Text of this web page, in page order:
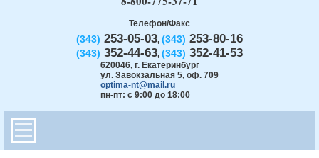
Телефон/Факс
(343) 253-05-03, (343) 253-80-16
(343) 352-44-63, (343) 352-41-53
620046, г. Екатеринбург
ул. Завокзальная 5, оф. 709
optima-nt@mail.ru
пн-пт: с 9:00 до 18:00